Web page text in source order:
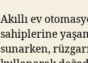
Akıllı ev
sahiplerine
sunarken,